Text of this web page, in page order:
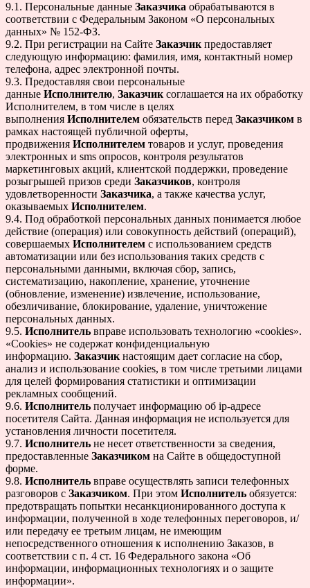
9.1. Персональные данные Заказчика обрабатываются в
соответствии с Федеральным Законом «О персональных
данных» № 152-ФЗ.
9.2. При регистрации на Сайте Заказчик предоставляет
следующую информацию: фамилия, имя, контактный номер
телефона, адрес электронной почты.
9.3. Предоставляя свои персональные
данные Исполнителю, Заказчик соглашается на их обработку
Исполнителем, в том числе в целях
выполнения Исполнителем обязательств перед Заказчиком в
рамках настоящей публичной оферты,
продвижения Исполнителем товаров и услуг, проведения
электронных и sms опросов, контроля результатов
маркетинговых акций, клиентской поддержки, проведение
розыгрышей призов среди Заказчиков, контроля
удовлетворенности Заказчика, а также качества услуг,
оказываемых Исполнителем.
9.4. Под обработкой персональных данных понимается любое
действие (операция) или совокупность действий (операций),
совершаемых Исполнителем с использованием средств
автоматизации или без использования таких средств с
персональными данными, включая сбор, запись,
систематизацию, накопление, хранение, уточнение
(обновление, изменение) извлечение, использование,
обезличивание, блокирование, удаление, уничтожение
персональных данных.
9.5. Исполнитель вправе использовать технологию «cookies».
«Cookies» не содержат конфиденциальную
информацию. Заказчик настоящим дает согласие на сбор,
анализ и использование cookies, в том числе третьими лицами
для целей формирования статистики и оптимизации
рекламных сообщений.
9.6. Исполнитель получает информацию об ip-адресе
посетителя Сайта. Данная информация не используется для
установления личности посетителя.
9.7. Исполнитель не несет ответственности за сведения,
предоставленные Заказчиком на Сайте в общедоступной
форме.
9.8. Исполнитель вправе осуществлять записи телефонных
разговоров с Заказчиком. При этом Исполнитель обязуется:
предотвращать попытки несанкционированного доступа к
информации, полученной в ходе телефонных переговоров, и/
или передачу ее третьим лицам, не имеющим
непосредственного отношения к исполнению Заказов, в
соответствии с п. 4 ст. 16 Федерального закона «Об
информации, информационных технологиях и о защите
информации».